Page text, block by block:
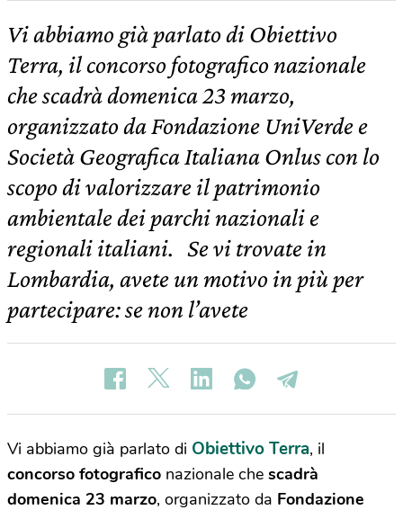
Vi abbiamo già parlato di Obiettivo
Terra, il concorso fotografico nazionale
che scadrà domenica 23 marzo,
organizzato da Fondazione UniVerde e
Società Geografica Italiana Onlus con lo
scopo di valorizzare il patrimonio
ambientale dei parchi nazionali e
regionali italiani. Se vi trovate in
Lombardia, avete un motivo in più per
partecipare: se non l’avete
Vi abbiamo già parlato di Obiettivo Terra, il
concorso fotografico nazionale che scadrà
domenica 23 marzo, organizzato da Fondazione